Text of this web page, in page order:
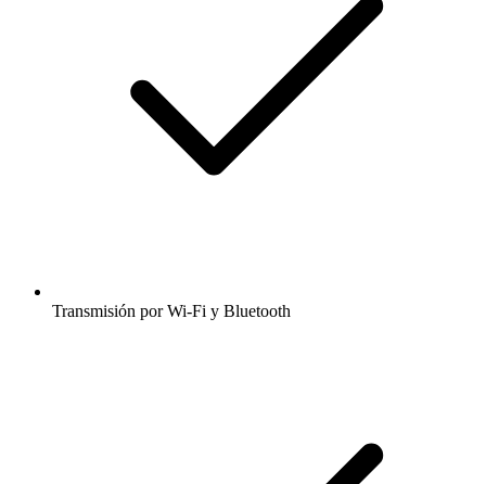
Transmisión por Wi-Fi y Bluetooth